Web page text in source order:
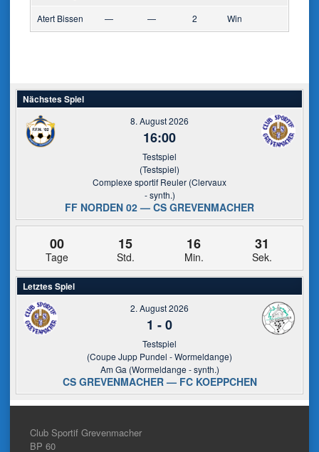
Atert Bissen — — 2 Win
Nächstes Spiel
8. August 2026
16:00
Testspiel
(Testspiel)
Complexe sportif Reuler (Clervaux
- synth.)
FF NORDEN 02 — CS GREVENMACHER
00
Tage
15
Std.
16
Min.
30
Sek.
Letztes Spiel
2. August 2026
1 -0
Testspiel
(Coupe Jupp Pundel - Wormeldange)
Am Ga (Wormeldange - synth.)
CS GREVENMACHER — FC KOEPPCHEN
Club Sportif Grevenmacher
BP 60